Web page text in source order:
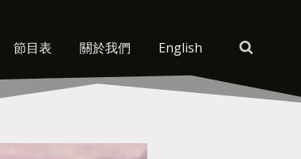
節目表 關於我們 English